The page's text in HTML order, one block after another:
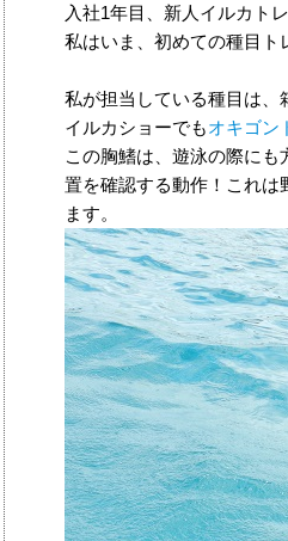
入社1年目、新人イルカト
私はいま、初めての種目ト
私が担当している種目は、
イルカショーでもオキゴン
この胸鰭は、遊泳の際に
置を確認する動作！これは
ます。